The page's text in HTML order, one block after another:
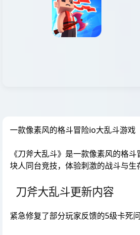
一款像素风的格斗冒险io大乱斗游戏
《刀斧大乱斗》是一款像素风的格
块人同台竞技，体验刺激的战斗与生
刀斧大乱斗更新内容
紧急修复了部分玩家反馈的5级卡死